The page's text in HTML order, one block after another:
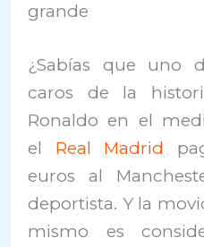
grande
¿Sabías que uno
caros de la
Ronaldo en el
el Real Madrid
euros al
deportista. Y la
mismo es